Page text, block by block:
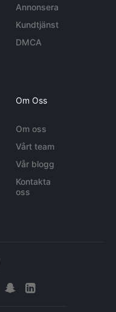
Annonsera
Kundtjänst
DMCA
Om Oss
Om oss
Vårt team
Vår blogg
Kontakta
oss